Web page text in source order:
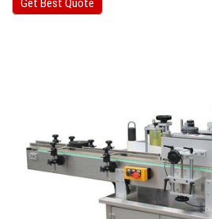
Get Best Quote